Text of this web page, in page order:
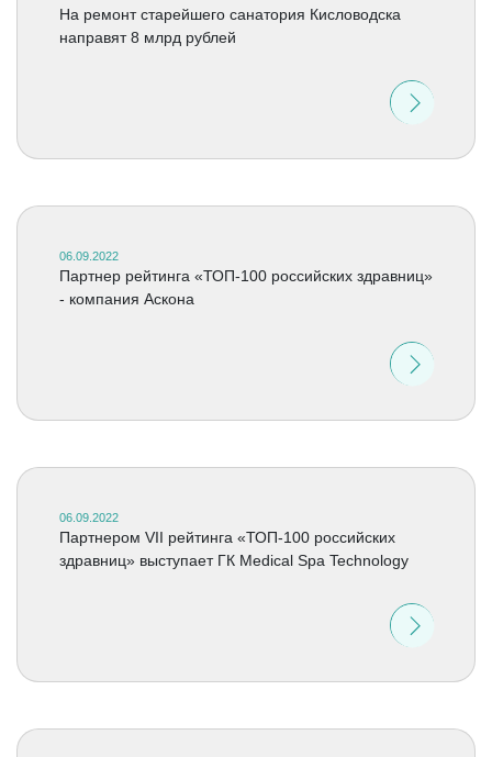
На ремонт старейшего санатория Кисловодска
направят 8 млрд рублей
06.09.2022
Партнер рейтинга «ТОП-100 российских здравниц»​
- компания Аскона
06.09.2022
Партнером VII рейтинга «ТОП-100 российских
здравниц» выступает ГК Medical Spa Technology